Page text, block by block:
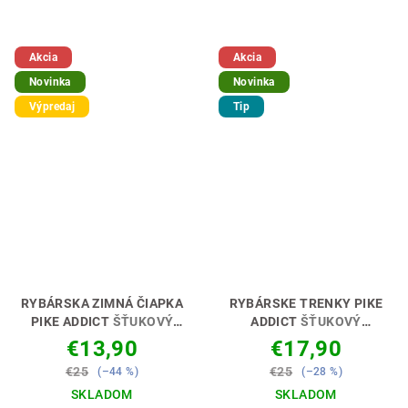
Akcia
Novinka
Výpredaj
RYBÁRSKA ZIMNÁ ČIAPKA
PIKE ADDICT ŠŤUKOVÝ
ZÁVISLÁK 🎣🧢
€13,90
€25 (–44 %)
SKLADOM
Akcia
Novinka
Tip
RYBÁRSKE TRENKY PIKE
ADDICT ŠŤUKOVÝ
ZÁVISLÁK 🎣🩳
€17,90
€25 (–28 %)
SKLADOM